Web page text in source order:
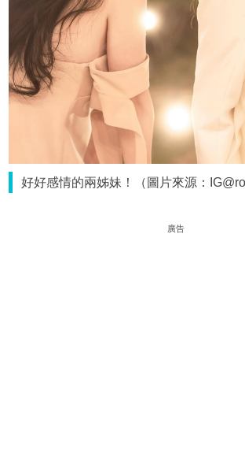
好好感情的兩姊妹！（圖片來源：
廣告